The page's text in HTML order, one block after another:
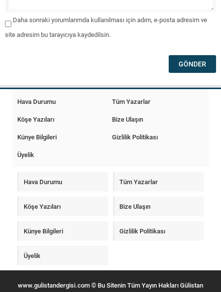
Daha sonraki yorumlarımda kullanılması için adım, e-posta adresim ve
site adresim bu tarayıcıya kaydedilsin.
Hava Durumu
Tüm Yazarlar
Köşe Yazıları
Bize Ulaşın
Künye Bilgileri
Gizlilik Politikası
Üyelik
Hava Durumu Tüm Yazarlar
Köşe Yazıları Bize Ulaşın
Künye Bilgileri Gizlilik Politikası
Üyelik
www.gulistandergisi.com © Bu Sitenin Tüm Yayın Hakları Gülistan